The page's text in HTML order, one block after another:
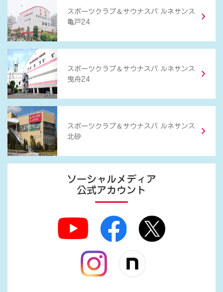
スポーツクラブ ＆ サウナスパ ルネサンス
亀戸24
スポーツクラブ ＆ サウナスパ ルネサンス
曳舟24
スポーツクラブ ＆ サウナスパ ルネサンス
北砂
ソーシャルメディア
公式アカウント